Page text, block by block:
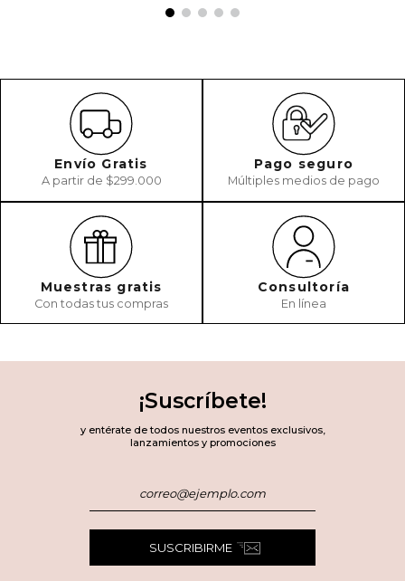
Envío Gratis
A partir de $299.000
Pago seguro
Múltiples medios de pago
Muestras gratis
Con todas tus compras
Consultoría
En línea
¡Suscríbete!
y entérate de todos nuestros eventos exclusivos,
lanzamientos y promociones
SUSCRIBIRME